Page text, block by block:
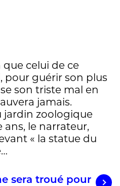
que celui de ce
pour guérir son plus
son triste mal en
jamais.
jardin zoologique
le narrateur,
« la statue du
sera troué pour